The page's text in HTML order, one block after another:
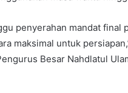
penyerahan mandat final
maksimal untuk
Besar Nahdlatul